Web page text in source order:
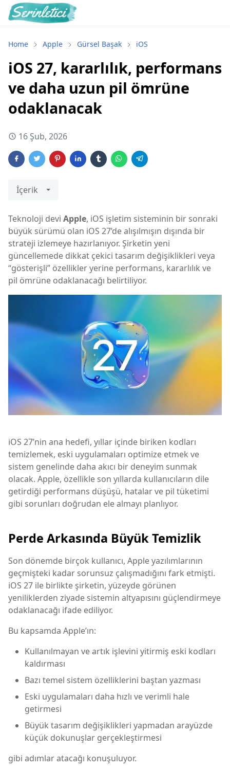
Home Apple Gürsel Başak iOS
iOS 27, kararlılık, performans
ve daha uzun pil ömrüne
odaklanacak
16 Şub, 2026
İçerik
Teknoloji devi Apple, iOS işletim sisteminin bir sonraki
büyük sürümü olan iOS 27’de alışılmışın dışında bir
strateji izlemeye hazırlanıyor. Şirketin yeni
güncellemede dikkat çekici tasarım değişiklikleri veya
“gösterişli” özellikler yerine performans, kararlılık ve
pil ömrüne odaklanacağı belirtiliyor.
iOS 27’nin ana hedefi, yıllar içinde biriken kodları
temizlemek, eski uygulamaları optimize etmek ve
sistem genelinde daha akıcı bir deneyim sunmak
olacak. Apple, özellikle son yıllarda kullanıcıların dile
getirdiği performans düşüşü, hatalar ve pil tüketimi
gibi sorunları doğrudan ele almayı planlıyor.
Perde Arkasında Büyük Temizlik
Son dönemde birçok kullanıcı, Apple yazılımlarının
geçmişteki kadar sorunsuz çalışmadığını fark etmişti.
iOS 27 ile birlikte şirketin, yüzeyde görünen
yeniliklerden ziyade sistemin altyapısını güçlendirmeye
odaklanacağı ifade ediliyor.
Bu kapsamda Apple’ın:
Kullanılmayan ve artık işlevini yitirmiş eski kodları
kaldırması
Bazı temel sistem özelliklerini baştan yazması
Eski uygulamaları daha hızlı ve verimli hale
getirmesi
Büyük tasarım değişiklikleri yapmadan arayüzde
küçük dokunuşlar gerçekleştirmesi
gibi adımlar atacağı konuşuluyor.